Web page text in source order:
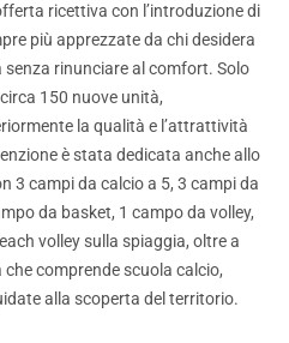
ricettiva con l’introduzione di
più apprezzate da chi desidera
rinunciare al comfort. Solo
150 nuove unità,
la qualità e l’attrattività
è stata dedicata anche allo
3 campi da calcio a 5, 3 campi da
da basket, 1 campo da volley,
volley sulla spiaggia, oltre a
comprende scuola calcio,
alla scoperta del territorio.